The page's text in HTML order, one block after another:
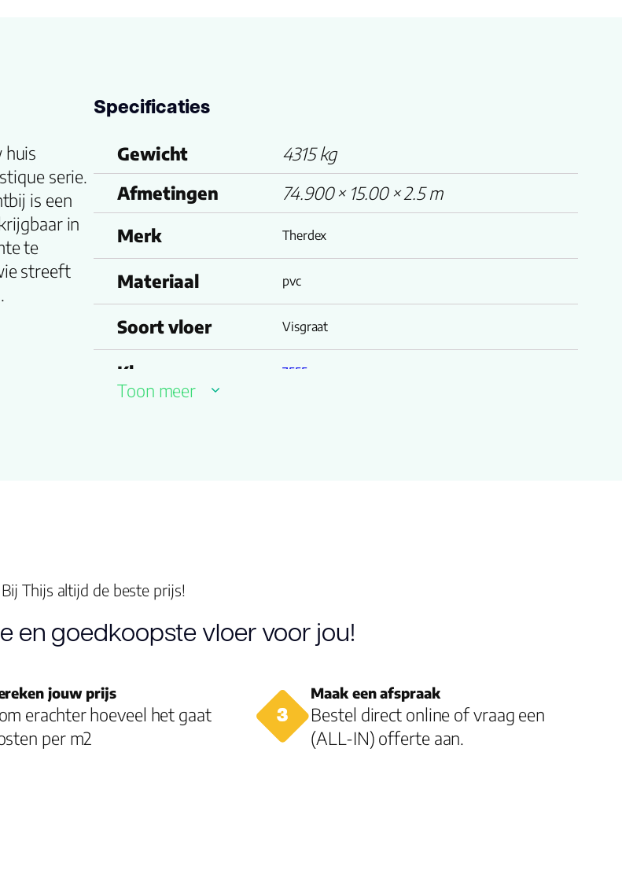
huis
serie.
is een
in
te
streeft
Specificaties
Gewicht
4315 kg
Afmetingen
74.900 × 15.00 × 2.5 m
Merk
Therdex
Materiaal pvc
Soort vloer Visgraat
Kleurnummer 7555
(cm)
Breedte plank
Inhoud pak (m2) 2.9200
Toon meer
Bij Thijs altijd de beste prijs!
en goedkoopste vloer voor jou!
jouw prijs
erachter hoeveel het gaat
per m2
Maak een afspraak
Bestel direct online of vraag een
(ALL-IN) offerte aan.